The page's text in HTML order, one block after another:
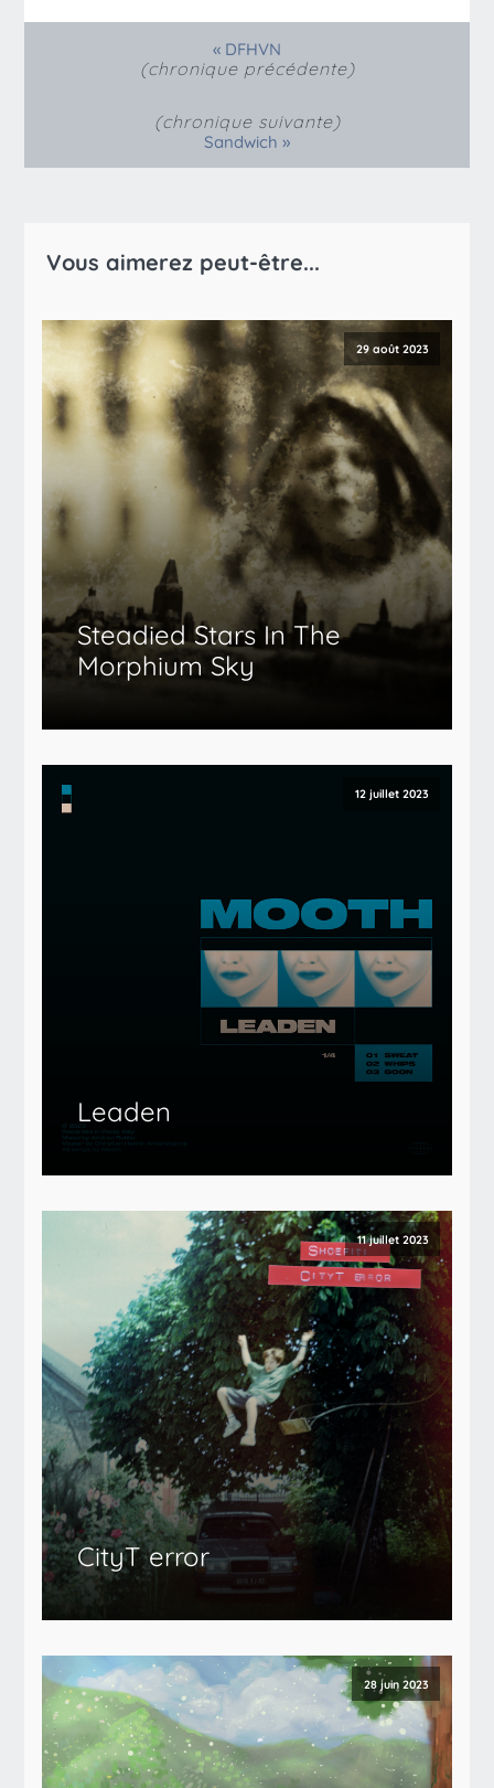
« DFHVN
(chronique précédente)
(chronique suivante)
Sandwich »
Vous aimerez peut-être...
29 août 2023
Steadied Stars In The
Morphium Sky
12 juillet 2023
Leaden
11 juillet 2023
CityT error
28 juin 2023